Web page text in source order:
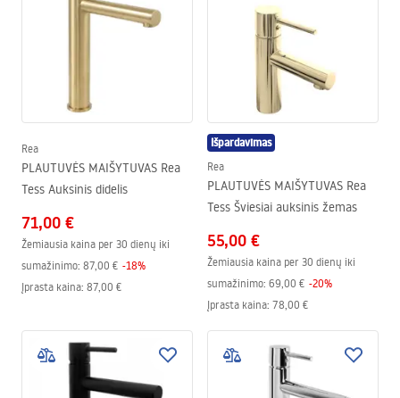
Rea
PLAUTUVĖS MAIŠYTUVAS Rea
Tess Auksinis didelis
71,00 €
Žemiausia kaina per 30 dienų iki
sumažinimo: 87,00 € -18%
Įprasta kaina: 87,00 €
Išpardavimas
Rea
PLAUTUVĖS MAIŠYTUVAS Rea
Tess Šviesiai auksinis žemas
55,00 €
Žemiausia kaina per 30 dienų iki
sumažinimo: 69,00 € -20%
Įprasta kaina: 78,00 €